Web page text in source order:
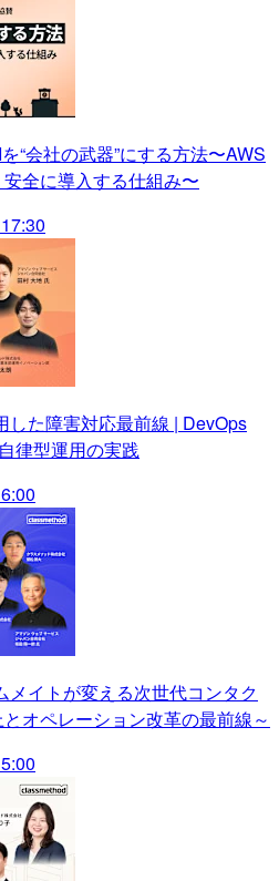
“会社の武器”にする方法〜AWS
全に導入する仕組み〜
した障害対応最前線 | DevOps
律型運用の実践
メイトが変える次世代コンタク
オペレーション改革の最前線～